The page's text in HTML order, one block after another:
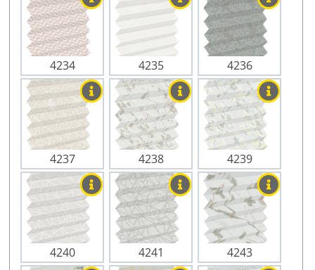
4234 4235 4236
4237 4238 4239
4240 4241 4243